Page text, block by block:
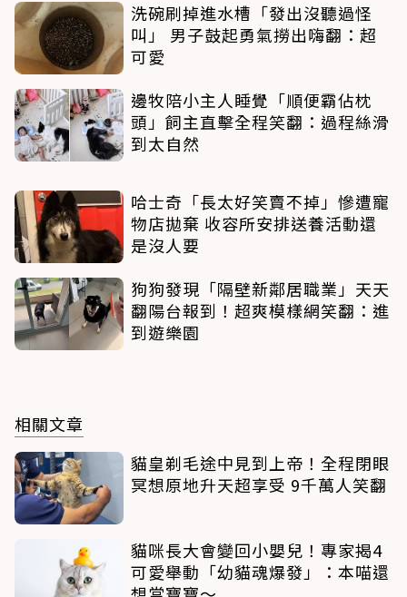
洗碗刷掉進水槽「發出沒聽過怪
叫」 男子鼓起勇氣撈出嗨翻：超
可愛
邊牧陪小主人睡覺「順便霸佔枕
頭」飼主直擊全程笑翻：過程絲滑
到太自然
哈士奇「長太好笑賣不掉」慘遭寵
物店拋棄 收容所安排送養活動還
是沒人要
狗狗發現「隔壁新鄰居職業」天天
翻陽台報到！超爽模樣網笑翻：進
到遊樂園
相關文章
貓皇剃毛途中見到上帝！全程閉眼
冥想原地升天超享受 9千萬人笑翻
貓咪長大會變回小嬰兒！專家揭4
可愛舉動「幼貓魂爆發」：本喵還